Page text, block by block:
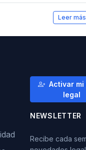
Leer más
Activar mi
legal
NEWSLETTER
Recibe cada